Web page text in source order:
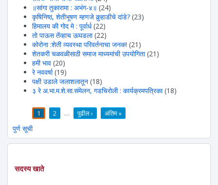
॥सांगा तुकारामा : अभंग-४॥ (24)
कृषिनिष्ठ, शेतीभूषण म्हणजे कुर्‍हाडीचे दांडे? (23)
हिमालय की गोद मे : पूर्वार्ध (22)
तो पाऊस तेंव्हाच ऊघडला (22)
कोरोना :शेती व्यवस्था परिवर्तनाचा जनक! (21)
शेतकरी चळवळीसाठी समाज माध्यमांची उपयोगिता (21)
हमी भाव (20)
रे नववर्षा(19)
पक्षी उडाले जलाशलातून (18)
३ रे अ.भा.म.शे.सा.संमेलन, गडचिरोली : कार्यक्रमपत्रिका (18)
1 2 … पुढील › अंतिम »
पुर्ण सूची
सदस्य खाते